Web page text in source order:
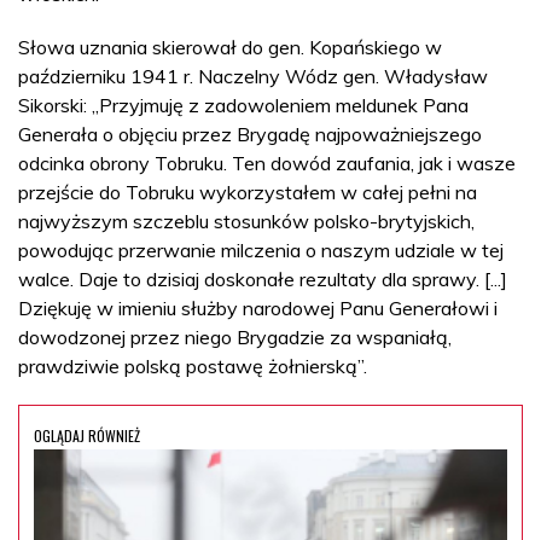
Słowa uznania skierował do gen. Kopańskiego w
październiku 1941 r. Naczelny Wódz gen. Władysław
Sikorski: „Przyjmuję z zadowoleniem meldunek Pana
Generała o objęciu przez Brygadę najpoważniejszego
odcinka obrony Tobruku. Ten dowód zaufania, jak i wasze
przejście do Tobruku wykorzystałem w całej pełni na
najwyższym szczeblu stosunków polsko-brytyjskich,
powodując przerwanie milczenia o naszym udziale w tej
walce. Daje to dzisiaj doskonałe rezultaty dla sprawy. [...]
Dziękuję w imieniu służby narodowej Panu Generałowi i
dowodzonej przez niego Brygadzie za wspaniałą,
prawdziwie polską postawę żołnierską”.
OGLĄDAJ RÓWNIEŻ